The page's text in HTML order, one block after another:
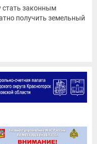
стать законным
получить земельный